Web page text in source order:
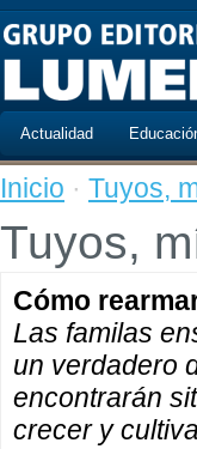
Actualidad
Inicio · Tuyos,
Tuyos,
Cómo
Las familas
un verdadero
encontrarán
crecer y